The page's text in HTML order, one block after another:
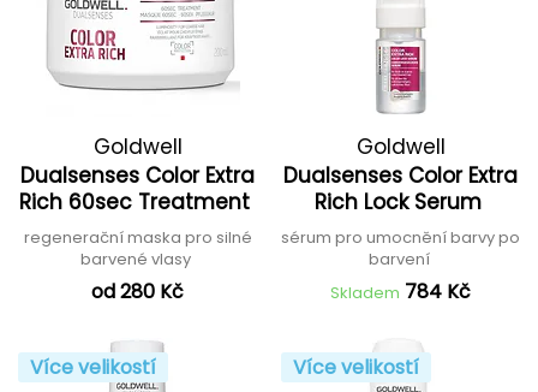
Goldwell
Dualsenses Color Extra
Rich 60sec Treatment
regenerační maska pro silné
barvené vlasy
od 280 Kč
Goldwell
Dualsenses Color Extra
Rich Lock Serum
sérum pro umocnění barvy po
barvení
Skladem 784 Kč
Více velikostí Více velikostí